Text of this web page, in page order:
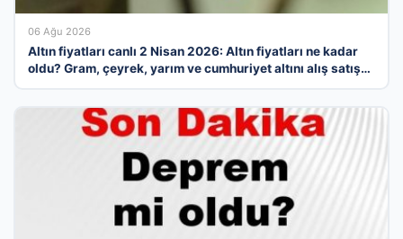
06 Ağu 2026
Altın fiyatları canlı 2 Nisan 2026: Altın fiyatları ne kadar
oldu? Gram, çeyrek, yarım ve cumhuriyet altını alış satış